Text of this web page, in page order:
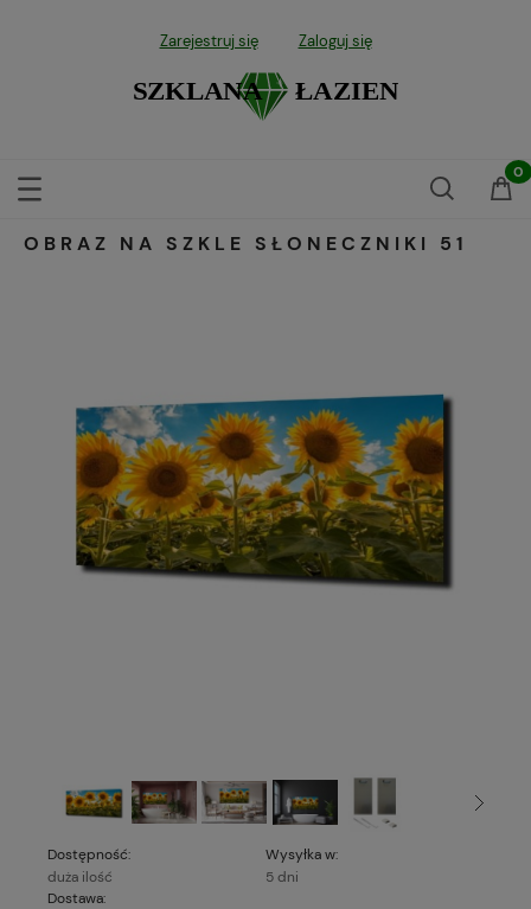
Zarejestruj się Zaloguj się
OBRAZ NA SZKLE SŁONECZNIKI 51
Dostępność:
duża ilość
Wysyłka w:
5 dni
Dostawa: